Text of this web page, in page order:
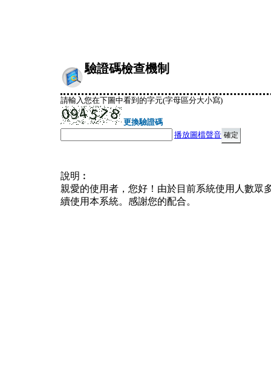
驗證碼檢查機制
請輸入您在下圖中看到的字元(字母區分大小寫)
更換驗證碼
播放圖檔聲音
說明︰
親愛的使用者，您好！由於目前系統使用人數眾
續使用本系統。感謝您的配合。